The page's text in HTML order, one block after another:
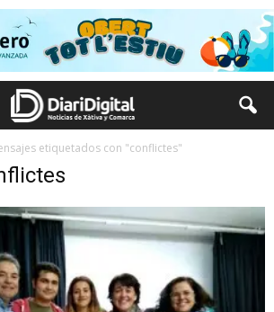
etiquetados con "conflictes"